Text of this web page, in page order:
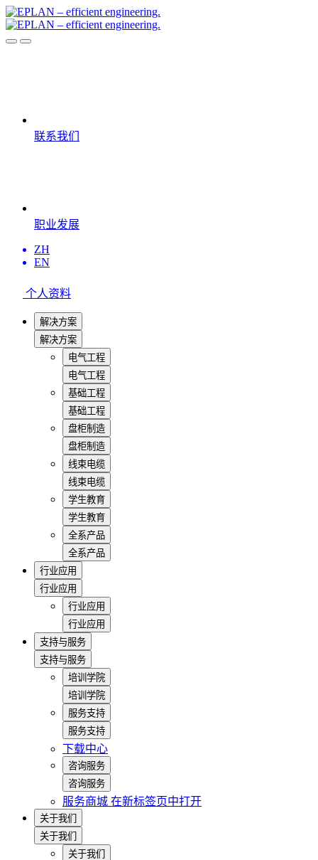
联系我们
职业发展
ZH
EN
个人资料
解决方案
解决方案
电气工程
电气工程
基础工程
基础工程
盘柜制造
盘柜制造
线束电缆
线束电缆
学生教育
学生教育
全系产品
全系产品
行业应用
行业应用
行业应用
行业应用
支持与服务
支持与服务
培训学院
培训学院
服务支持
服务支持
下载中心
咨询服务
咨询服务
服务商城 在新标签页中打开
关于我们
关于我们
关于我们